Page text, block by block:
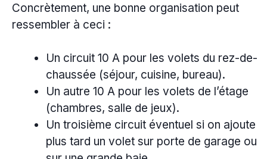
Concrètement, une bonne organisation peut
ressembler à ceci :
Un circuit 10 A pour les volets du rez-de-
chaussée (séjour, cuisine, bureau).
Un autre 10 A pour les volets de l’étage
(chambres, salle de jeux).
Un troisième circuit éventuel si on ajoute
plus tard un volet sur porte de garage ou